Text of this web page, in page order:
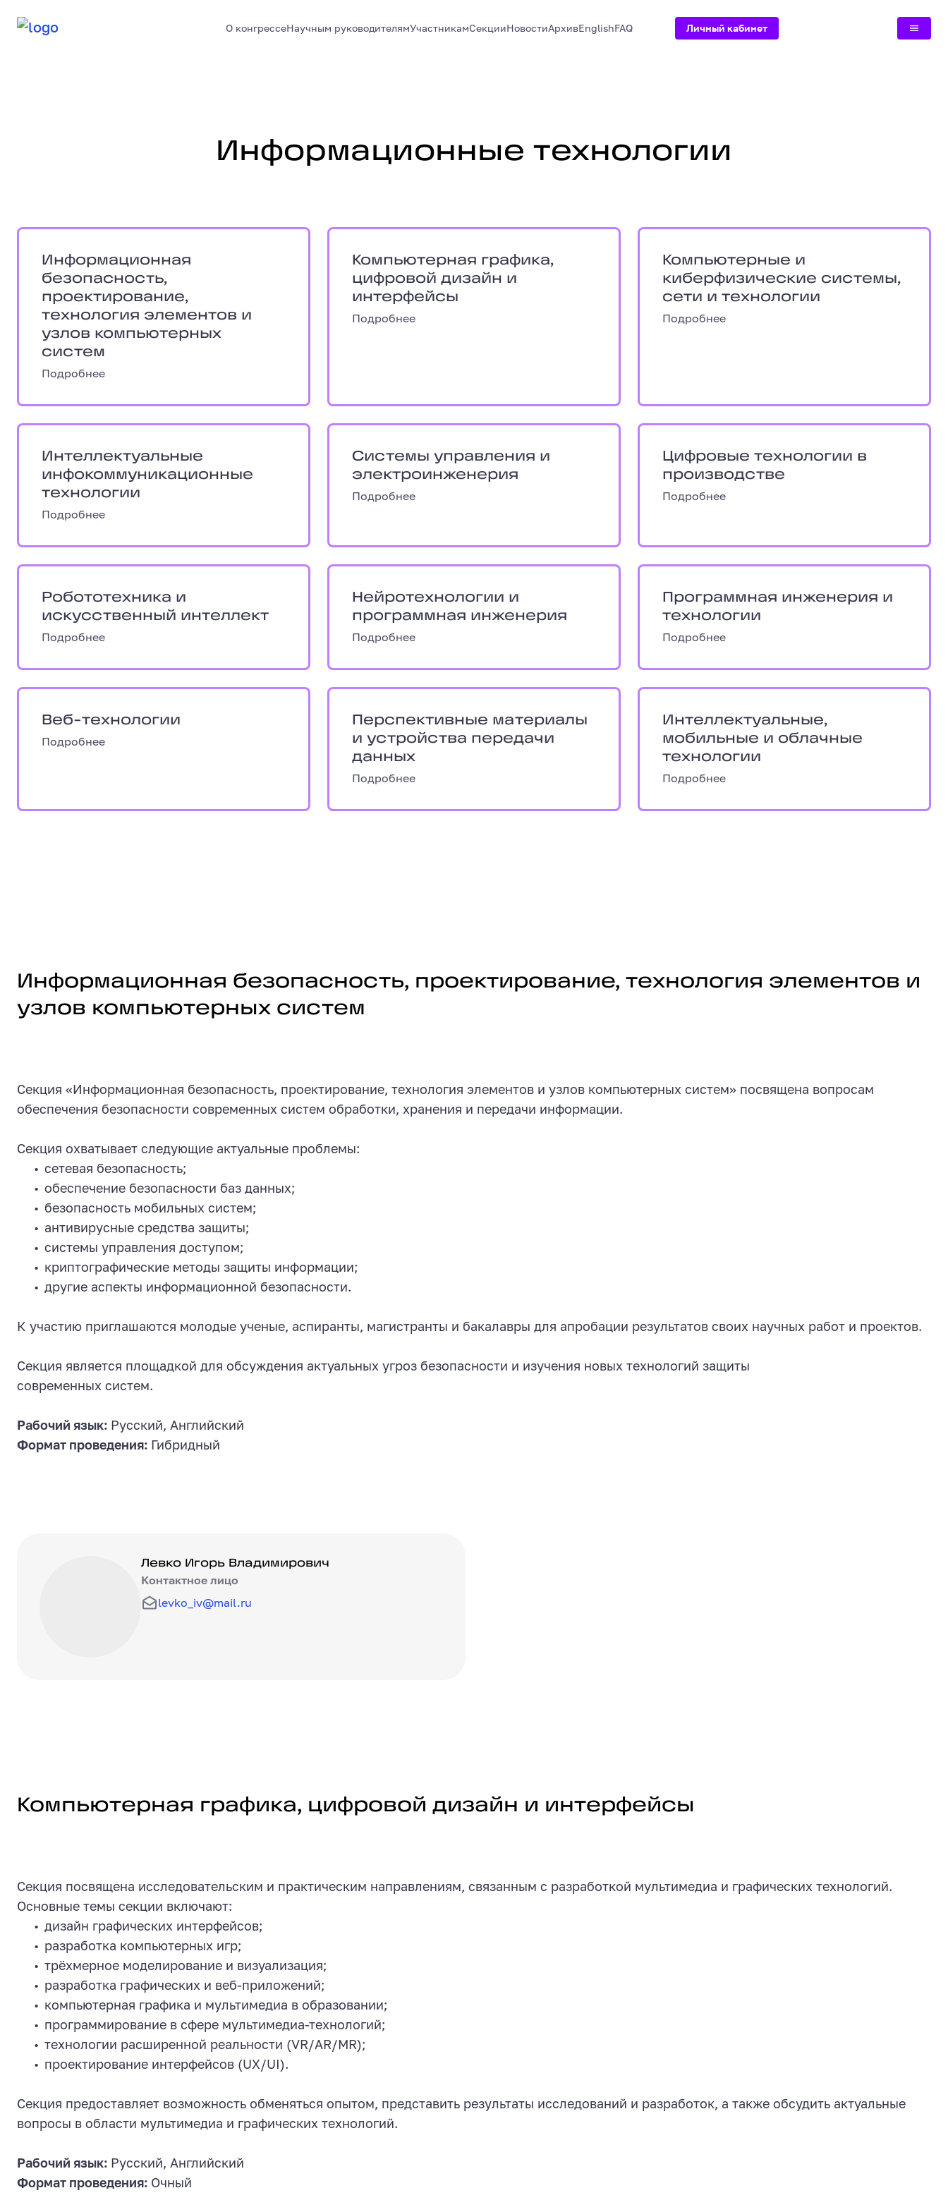
О конгрессеНаучным руководителямУчастникамСекцииНовостиАрхивEnglishFAQ Личный кабинет
Информационные технологииИнформационные технологии
Информационная безопасность, проектирование, технология элементов и узлов компьютерных систем
Информационная
безопасность,
проектирование,
технология элементов и
узлов компьютерных
систем
Подробнее
Компьютерная графика, цифровой дизайн и интерфейсы
Компьютерная графика,
цифровой дизайн и
интерфейсы
Подробнее
Компьютерные и киберфизические
Компьютерные и
киберфизические системы,
сети и технологии
Подробнее
Интеллектуальные инфокоммуникационные технологии
Интеллектуальные
инфокоммуникационные
технологии
Подробнее
Системы управления и электроинженерия
Системы управления и
электроинженерия
Подробнее
Цифровые технологии в производстве
Цифровые технологии в
производстве
Подробнее
Робототехника и искусственный интеллект
Робототехника и
искусственный интеллект
Подробнее
Нейротехнологии и программная инженерия
Нейротехнологии и
программная инженерия
Подробнее
Программная инженерия и технологии
Программная инженерия и
технологии
Подробнее
Веб-технологии
Веб-технологии
Подробнее
Перспективные материалы и устройства передачи данных
Перспективные материалы
и устройства передачи
данных
Подробнее
Интеллектуальные, мобильные и
Интеллектуальные,
мобильные и облачные
технологии
Подробнее
Информационная безопасность, проектирование, технология элементов и узлов компьютерных систем
Информационная безопасность, проектирование, технология элементов и
узлов компьютерных систем
Секция «Информационная безопасность, проектирование, технология элементов и узлов компьютерных систем» посвящена вопросам
обеспечения безопасности современных систем обработки, хранения и передачи информации.
Секция охватывает следующие актуальные проблемы:
сетевая безопасность;
обеспечение безопасности баз данных;
безопасность мобильных систем;
антивирусные средства защиты;
системы управления доступом;
криптографические методы защиты информации;
другие аспекты информационной безопасности.
К участию приглашаются молодые ученые, аспиранты, магистранты и бакалавры для апробации результатов своих научных работ и проектов.
Секция является площадкой для обсуждения актуальных угроз безопасности и изучения новых технологий защиты
современных систем.
Рабочий язык: Русский, Английский
Формат проведения: Гибридный
Левко Игорь Владимирович
Левко Игорь Владимирович
Контактное лицо
levko_iv@mail.ru
Компьютерная графика, цифровой дизайн и интерфейсы
Компьютерная графика, цифровой дизайн и интерфейсы
Секция посвящена исследовательским и практическим направлениям, связанным с разработкой мультимедиа и графических технологий.
Основные темы секции включают:
дизайн графических интерфейсов;
разработка компьютерных игр;
трёхмерное моделирование и визуализация;
разработка графических и веб-приложений;
компьютерная графика и мультимедиа в образовании;
программирование в сфере мультимедиа-технологий;
технологии расширенной реальности (VR/AR/MR);
проектирование интерфейсов (UX/UI).
Секция предоставляет возможность обменяться опытом, представить результаты исследований и разработок, а также обсудить актуальные
вопросы в области мультимедиа и графических технологий.
Рабочий язык: Русский, Английский
Формат проведения: Очный